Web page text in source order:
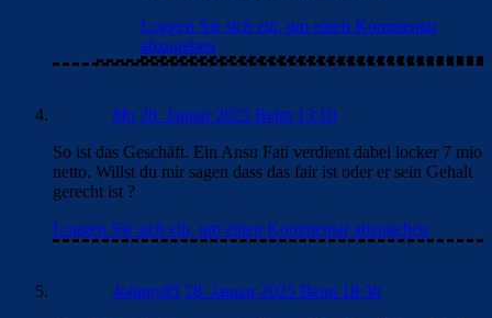
Loggen Sie sich ein, um einen Kommentar
abzugeben
Mo 28. Januar 2025 Beim 13:10
So ist das Geschäft. Ein Ansu Fati verdient dabei locker 7 mio
netto. Willst du mir sagen dass das fair ist oder er sein Gehalt
gerecht ist ?
Loggen Sie sich ein, um einen Kommentar abzugeben
Johnny85 28. Januar 2025 Beim 18:30